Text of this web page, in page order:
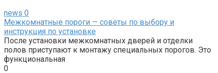
news 0
Межкомнатные пороги — советы по выбору и
инструкция по установке
После установки межкомнатных дверей и отделки
полов приступают к монтажу специальных порогов. Это
функциональная
0